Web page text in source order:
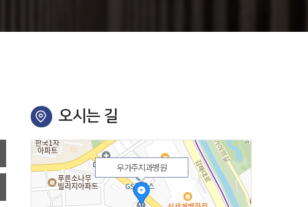
오시는 길
우가주치과병원